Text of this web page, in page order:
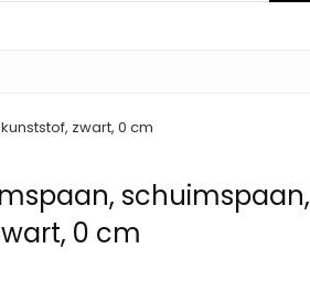
zwart, 0 cm
schuimspaan,
0 cm